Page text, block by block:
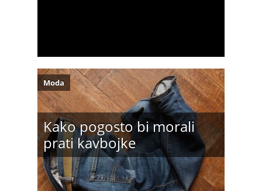
Kako pogosto bi morali
prati kavbojke
Moda